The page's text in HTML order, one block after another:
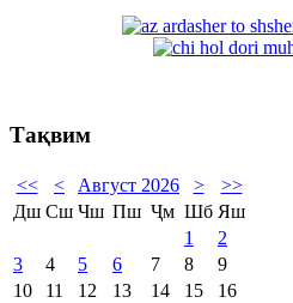
Тақвим
<< < Август 2026 >
>>
Дш Сш Чш Пш Ҷм Шб Яш
1
2
3
4 5 6 7 8
9
10
11 12 13 14 15
16